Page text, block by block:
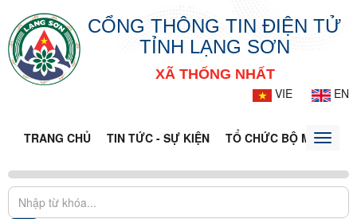
CỔNG THÔNG TIN ĐIỆN TỬ
TỈNH LẠNG SƠN
XÃ THỐNG NHẤT
VIE
EN
TRANG CHỦ TIN TỨC - SỰ KIỆN TỔ CHỨC BỘ MÁYToggle